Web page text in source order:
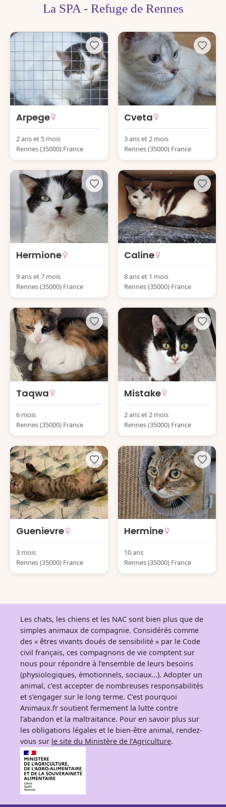
La SPA - Refuge de Rennes
Arpege
2 ans et 5 mois
Rennes (35000) France
Cveta
3 ans et 2 mois
Rennes (35000) France
Hermione
9 ans et 7 mois
Rennes (35000) France
Caline
8 ans et 1 mois
Rennes (35000) France
Taqwa
6 mois
Rennes (35000) France
Mistake
2 ans et 2 mois
Rennes (35000) France
Guenievre
3 mois
Rennes (35000) France
Hermine
10 ans
Rennes (35000) France
Les chats, les chiens et les NAC sont bien plus que de
simples animaux de compagnie. Considérés comme
des « êtres vivants doués de sensibilité » par le Code
civil français, ces compagnons de vie comptent sur
nous pour répondre à l’ensemble de leurs besoins
(physiologiques, émotionnels, sociaux…). Adopter un
animal, c’est accepter de nombreuses responsabilités
et s’engager sur le long terme. C’est pourquoi
Animaux.fr soutient fermement la lutte contre
l’abandon et la maltraitance. Pour en savoir plus sur
les obligations légales et le bien-être animal, rendez-
vous sur le site du Ministère de l’Agriculture.